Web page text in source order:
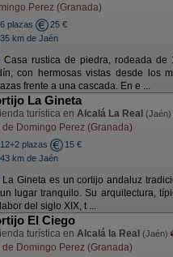
Perez (Granada)
6 plazas
25 €
35 km de Jaén
Casa rustica de piedra, rodeada de
con hermosas vistas desde los
frente a una cascada. En e ...
La Gineta
turística en Alcalá La Real (Jaén)
de Domingo Perez (Granada)
12+2 plazas
15 €
43 km de Jaén
La Gineta es un cortijo andaluz
lugar tranquilo. Su arquitectura,
del siglo XIX, t ...
El Ciego
turística en Alcalá la Real (Jaén)
de Domingo Perez (Granada)